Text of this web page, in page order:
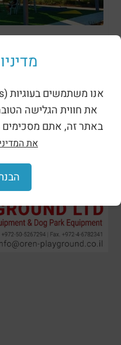
את חווית הגלישה
באתר זה, אתם מסכימים
את